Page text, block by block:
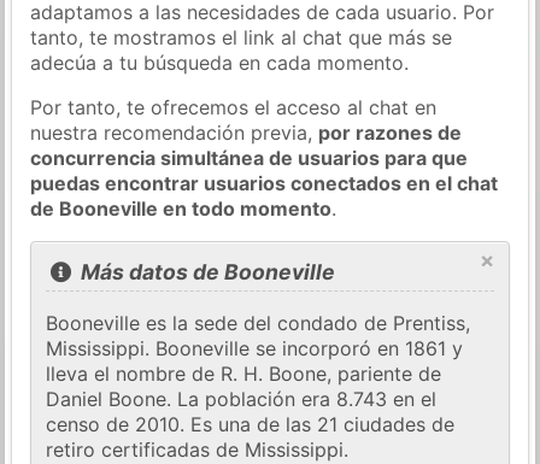
adaptamos a las necesidades de cada usuario. Por
tanto, te mostramos el link al chat que más se
adecúa a tu búsqueda en cada momento.
Por tanto, te ofrecemos el acceso al chat en
nuestra recomendación previa, por razones de
concurrencia simultánea de usuarios para que
puedas encontrar usuarios conectados en el chat
de Booneville en todo momento.
×
Más datos de Booneville
Booneville es la sede del condado de Prentiss,
Mississippi. Booneville se incorporó en 1861 y
lleva el nombre de R. H. Boone, pariente de
Daniel Boone. La población era 8.743 en el
censo de 2010. Es una de las 21 ciudades de
retiro certificadas de Mississippi.